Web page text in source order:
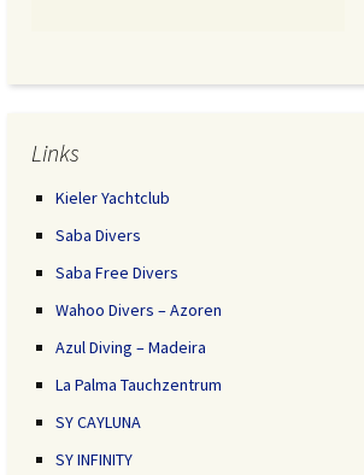
Links
Kieler Yachtclub
Saba Divers
Saba Free Divers
Wahoo Divers – Azoren
Azul Diving – Madeira
La Palma Tauchzentrum
SY CAYLUNA
SY INFINITY